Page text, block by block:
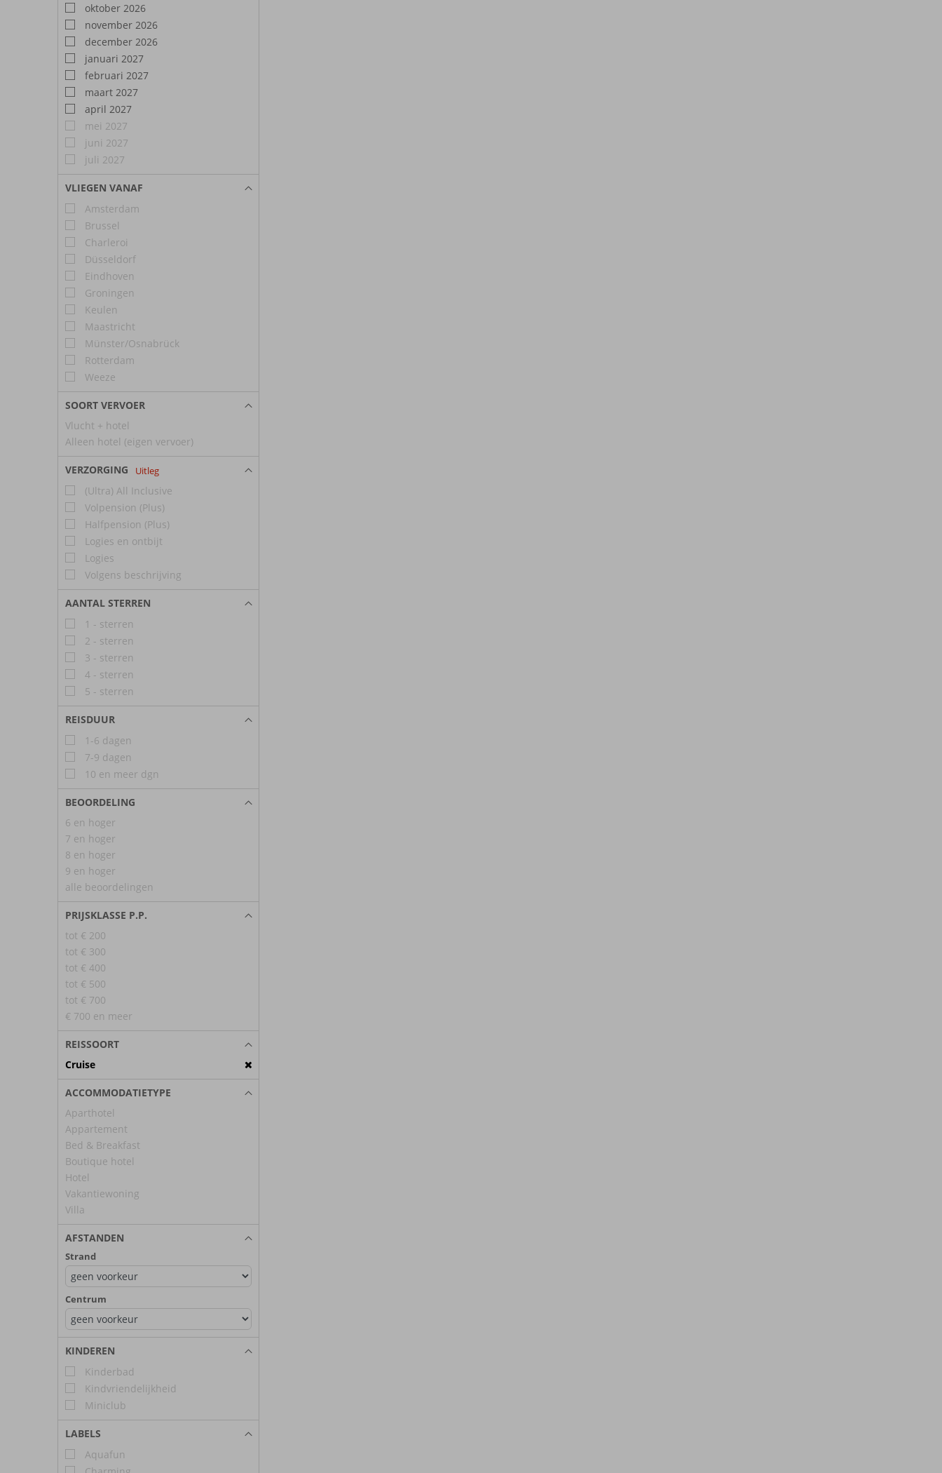
oktober 2026
november 2026
december 2026
januari 2027
februari 2027
maart 2027
april 2027
mei 2027
juni 2027
juli 2027
VLIEGEN VANAF
Amsterdam
Brussel
Charleroi
Düsseldorf
Eindhoven
Groningen
Keulen
Maastricht
Münster/Osnabrück
Rotterdam
Weeze
SOORT VERVOER
Vlucht + hotel
Alleen hotel (eigen vervoer)
VERZORGING Uitleg
(Ultra) All Inclusive
Volpension (Plus)
Halfpension (Plus)
Logies en ontbijt
Logies
Volgens beschrijving
AANTAL STERREN
1 - sterren
2 - sterren
3 - sterren
4 - sterren
5 - sterren
REISDUUR
1-6 dagen
7-9 dagen
10 en meer dgn
BEOORDELING
6 en hoger
7 en hoger
8 en hoger
9 en hoger
alle beoordelingen
PRIJSKLASSE P.P.
tot € 200
tot € 300
tot € 400
tot € 500
tot € 700
€ 700 en meer
REISSOORT
Cruise
ACCOMMODATIETYPE
Aparthotel
Appartement
Bed & Breakfast
Boutique hotel
Hotel
Vakantiewoning
Villa
AFSTANDEN
Strand
Centrum
KINDEREN
Kinderbad
Kindvriendelijkheid
Miniclub
LABELS
Aquafun